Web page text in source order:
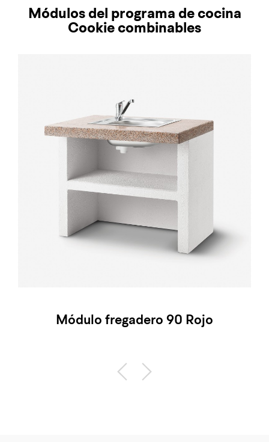
Módulos del programa de cocina
Cookie combinables
Módulo fregadero 90 Rojo